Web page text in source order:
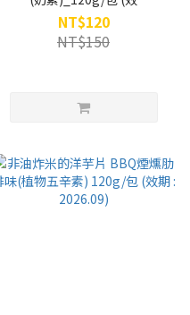
期:2026.08)
NT$120
NT$150